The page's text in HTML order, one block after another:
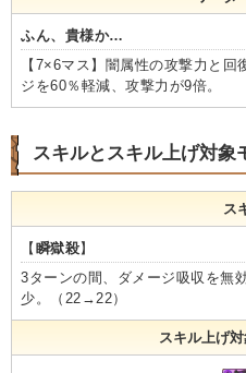
ふん、貴様か…
【7×6マス】闇属性の攻撃力と
ジを60％軽減、攻撃力が9倍。
スキルとスキル上げ対象
ス
【瞬獄殺】
3ターンの間、ダメージ吸収を無
少。（22→22）
スキル上げ